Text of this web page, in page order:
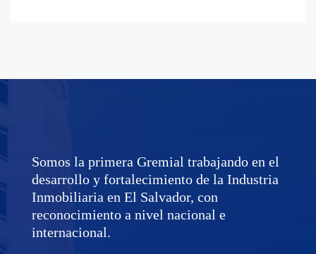
Somos la primera Gremial trabajando en el
desarrollo y fortalecimiento de la Industria
Inmobiliaria en El Salvador, con
reconocimiento a nivel nacional e
internacional.